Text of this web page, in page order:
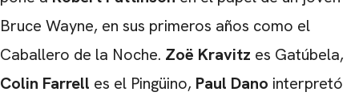
Bruce Wayne, en sus primeros años como el
Caballero de la Noche. Zoë Kravitz es Gatúbela,
Colin Farrell es el Pingüino, Paul Dano interpretó